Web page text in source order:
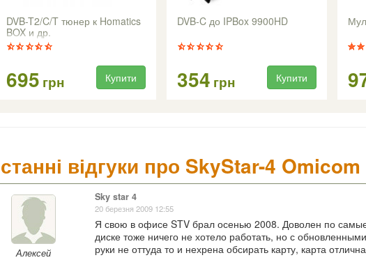
DVB-T2/C/T тюнер к Homatics
BOX и др.
695 грн Купити
DVB-C до IPBox 9900HD
354 грн Купити
відгуки про SkyStar-4 Omicom
Алексей
Sky star 4
20 березня 2009 12:55
Я свою в офисе STV брал осенью 2008. Доволен по
диске тоже ничего не хотело работать, но с
руки не оттуда то и нехрена обсирать карту, карта